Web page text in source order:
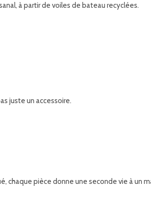
à partir de voiles de bateau recyclées.
juste un accessoire.
chaque pièce donne une seconde vie à un